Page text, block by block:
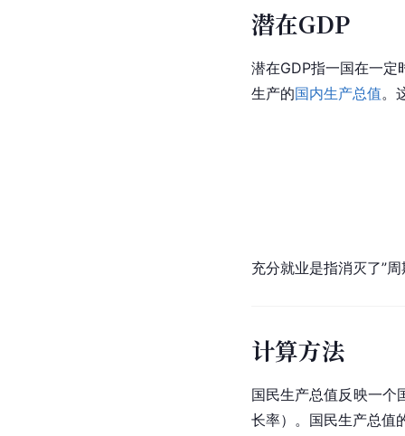
潜在GDP
潜在GDP指一国在一定
生产的国内生产总值。
充分就业是指消灭了”
计算方法
国民生产总值反映一个
长率）。国民生产总值